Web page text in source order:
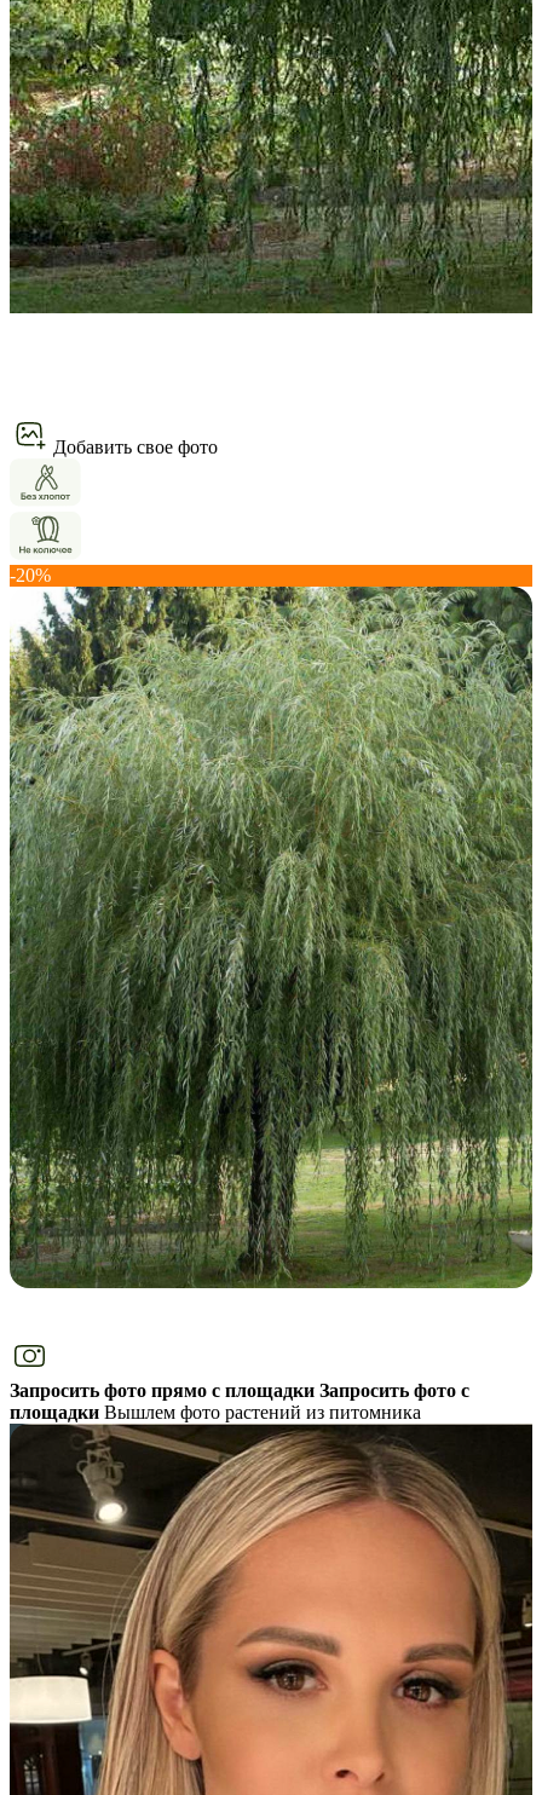
Добавить свое фото
-20%
Запросить фото прямо с площадки Запросить фото с
площадки Вышлем фото растений из питомника